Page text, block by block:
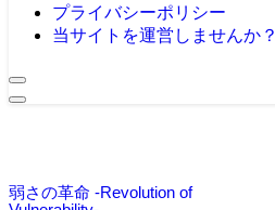
プライバシーポリシー
当サイトを運営しませんか？
弱さの革命 -Revolution of